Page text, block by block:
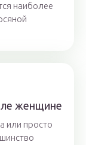
наиболее
женщине
или просто